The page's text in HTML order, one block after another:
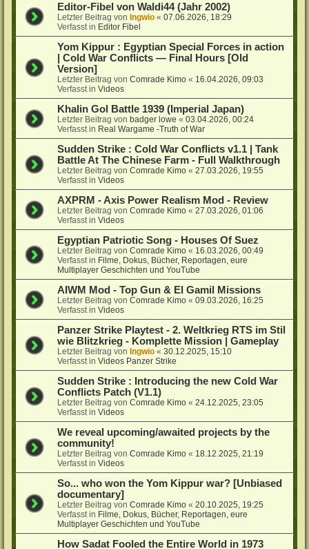
Editor-Fibel von Waldi44 (Jahr 2002)
Letzter Beitrag vonIngwio «07.06.2026, 18:29
Verfasst in Editor Fibel
Yom Kippur : Egyptian Special Forces in action
| Cold War Conflicts — Final Hours [Old
Version]
Letzter Beitrag vonComrade Kimo « 16.04.2026, 09:03
Verfasst inVideos
Khalin Gol Battle 1939 (Imperial Japan)
Letzter Beitrag vonbadger lowe «03.04.2026, 00:24
Verfasst in Real Wargame -Truth of War
Sudden Strike : Cold War Conflicts v1.1 | Tank
Battle At The Chinese Farm - Full Walkthrough
Letzter Beitrag vonComrade Kimo «27.03.2026, 19:55
Verfasst inVideos
AXPRM - Axis Power Realism Mod - Review
Letzter Beitrag vonComrade Kimo «27.03.2026, 01:06
Verfasst inVideos
Egyptian Patriotic Song - Houses Of Suez
Letzter Beitrag vonComrade Kimo « 16.03.2026, 00:49
Verfasst in Filme, Dokus, Bücher, Reportagen, eure
Multiplayer Geschichten und YouTube
AIWM Mod - Top Gun & El Gamil Missions
Letzter Beitrag vonComrade Kimo «09.03.2026, 16:25
Verfasst inVideos
Panzer Strike Playtest - 2. Weltkrieg RTS im Stil
wie Blitzkrieg - Komplette Mission | Gameplay
Letzter Beitrag vonIngwio «30.12.2025, 15:10
Verfasst inVideos Panzer Strike
Sudden Strike : Introducing the new Cold War
Conflicts Patch (V1.1)
Letzter Beitrag vonComrade Kimo «24.12.2025, 23:05
Verfasst inVideos
We reveal upcoming/awaited projects by the
community!
Letzter Beitrag vonComrade Kimo « 18.12.2025, 21:19
Verfasst inVideos
So... who won the Yom Kippur war? [Unbiased
documentary]
Letzter Beitrag vonComrade Kimo «20.10.2025, 19:25
Verfasst in Filme, Dokus, Bücher, Reportagen, eure
Multiplayer Geschichten und YouTube
How Sadat Fooled the Entire World in 1973